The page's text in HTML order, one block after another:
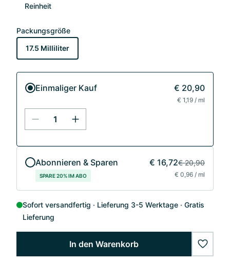
Reinheit
Packungsgröße
17.5 Milliliter
Einmaliger Kauf € 20,90
€ 1,19 / ml
Abonnieren & Sparen
SPARE 20% IM ABO
€ 16,72€ 20,90
€ 0,96 / ml
Sofort versandfertig Lieferung 3-5 Werktage
Gratis
Lieferung
In den Warenkorb